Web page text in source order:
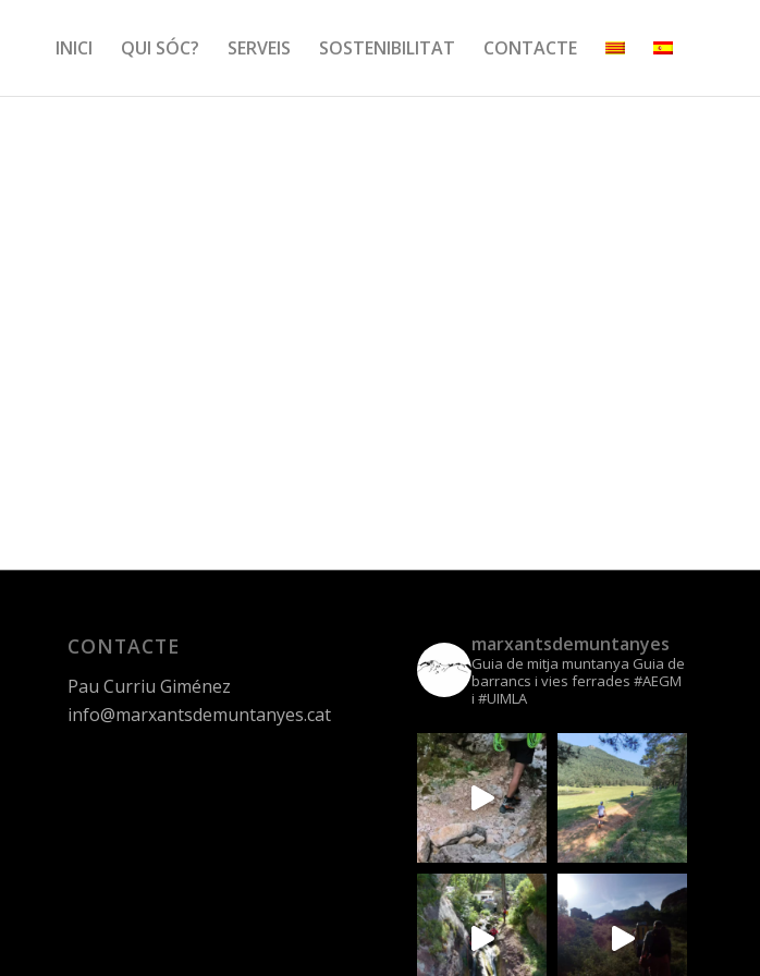
INICI QUI SÓC? SERVEIS SOSTENIBILITAT CONTACTE
CONTACTE
Pau Curriu Giménez
info@marxantsdemuntanyes.cat
marxantsdemuntanyes
Guia de mitja muntanya Guia de
barrancs i vies ferrades #AEGM
i #UIMLA